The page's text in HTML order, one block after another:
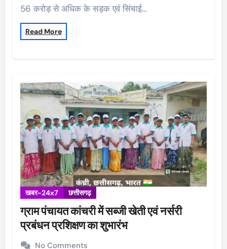
56 करोड़ से अधिक के सड़क एवं सिंचाई…
Read More
खबर-24x7 छत्तीसगढ़
ग्राम पंचायत कांचरी में सब्जी खेती एवं नर्सरी
प्रबंधन प्रशिक्षण का शुभारंभ
No Comments